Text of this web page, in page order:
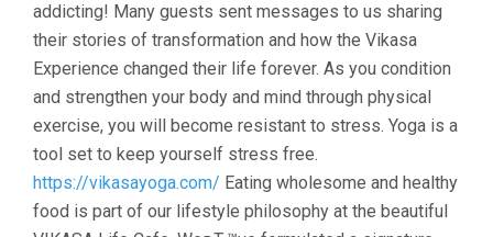
addicting! Many guests sent messages to us sharing
their stories of transformation and how the Vikasa
Experience changed their life forever. As you condition
and strengthen your body and mind through physical
exercise, you will become resistant to stress. Yoga is a
tool set to keep yourself stress free.
https://vikasayoga.com/ Eating wholesome and healthy
food is part of our lifestyle philosophy at the beautiful